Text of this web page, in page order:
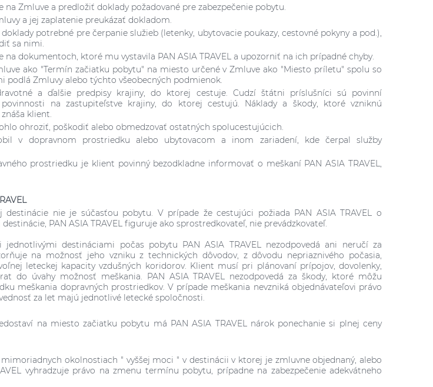
na Zmluve a predložiť doklady požadované pre zabezpečenie pobytu.
a jej zaplatenie preukázať dokladom.
doklady potrebné pre čerpanie služieb (letenky, ubytovacie poukazy, cestovné pokyny a pod.),
sa nimi.
dokumentoch, ktoré mu vystavila PAN ASIA TRAVEL a upozorniť na ich prípadné chyby.
ako "Termín začiatku pobytu" na miesto určené v Zmluve ako "Miesto príletu" spolu so
podlá Zmluvy alebo týchto všeobecných podmienok.
a ďalšie predpisy krajiny, do ktorej cestuje. Cudzí štátni príslušníci sú povinní
na zastupiteľstve krajiny, do ktorej cestujú. Náklady a škody, ktoré vzniknú
klient.
ohroziť, poškodiť alebo obmedzovať ostatných spolucestujúcich.
v dopravnom prostriedku alebo ubytovacom a inom zariadení, kde čerpal služby
prostriedku je klient povinný bezodkladne informovať o meškaní PAN ASIA TRAVEL,
destinácie nie je súčasťou pobytu. V prípade že cestujúci požiada PAN ASIA TRAVEL o
PAN ASIA TRAVEL figuruje ako sprostredkovateľ, nie prevádzkovateľ.
destináciami počas pobytu PAN ASIA TRAVEL nezodpovedá ani neručí za
na možnosť jeho vzniku z technických dôvodov, z dôvodu nepriaznivého počasia,
leteckej kapacity vzdušných koridorov. Klient musí pri plánovaní prípojov, dovolenky,
do úvahy možnosť meškania. PAN ASIA TRAVEL nezodpovedá za škody, ktoré môžu
meškania dopravných prostriedkov. V prípade meškania nevzniká objednávateľovi právo
za let majú jednotlivé letecké spoločnosti.
na miesto začiatku pobytu má PAN ASIA TRAVEL nárok ponechanie si plnej ceny
okolnostiach " vyššej moci " v destinácii v ktorej je zmluvne objednaný, alebo
vyhradzuje právo na zmenu termínu pobytu, prípadne na zabezpečenie adekvátneho